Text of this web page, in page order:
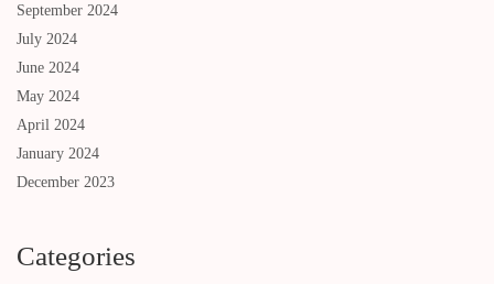
September 2024
July 2024
June 2024
May 2024
April 2024
January 2024
December 2023
Categories